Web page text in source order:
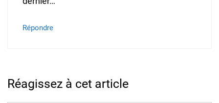
Répondre
Réagissez à cet article